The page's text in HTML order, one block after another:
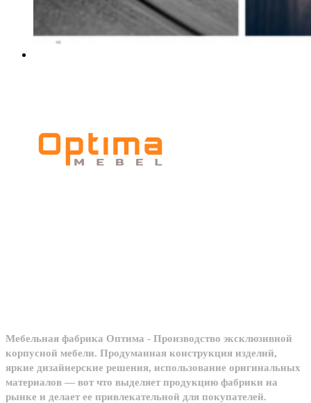
Мебельная фабрика Оптима - Производство эксклюзивной
корпусной мебели. Продуманная конструкция изделий,
яркие дизайнерские решения, использование оригинальных
материалов — вот что выделяет продукцию фабрики на
рынке и делает ее привлекательной для покупателей.